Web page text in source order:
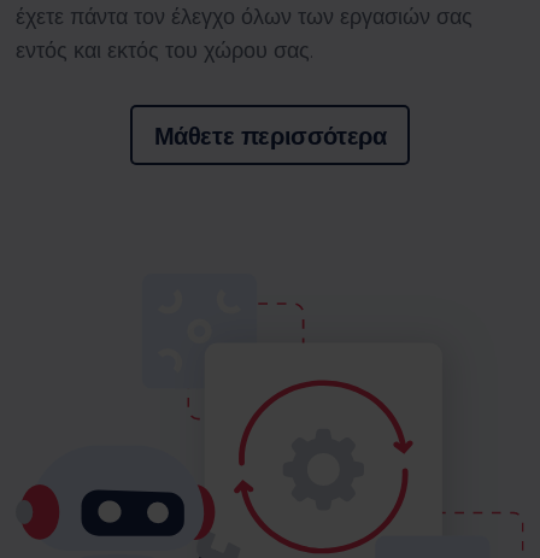
έχετε πάντα τον έλεγχο όλων των εργασιών σας
εντός και εκτός του χώρου σας.
Μάθετε περισσότερα